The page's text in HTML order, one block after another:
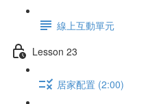
線上互動單元
Lesson 23
居家配置 (2:00)